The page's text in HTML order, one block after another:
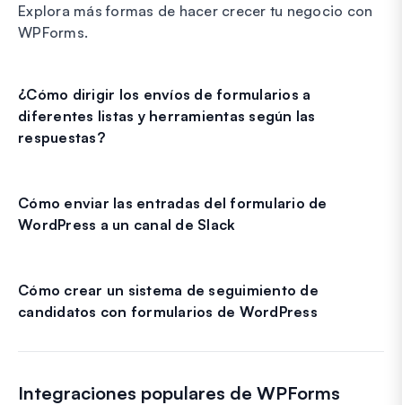
Explora más formas de hacer crecer tu negocio con
WPForms.
¿Cómo dirigir los envíos de formularios a
diferentes listas y herramientas según las
respuestas?
Cómo enviar las entradas del formulario de
WordPress a un canal de Slack
Cómo crear un sistema de seguimiento de
candidatos con formularios de WordPress
Integraciones populares de WPForms